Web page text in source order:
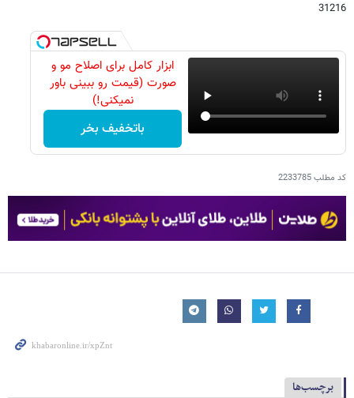
31216
ابزار کامل برای اصلاح مو و
صورت (قیمت رو ببینی باور
نمیکنی!)
باتخفیف بخر
کد مطلب2233785
برچسب‌ها